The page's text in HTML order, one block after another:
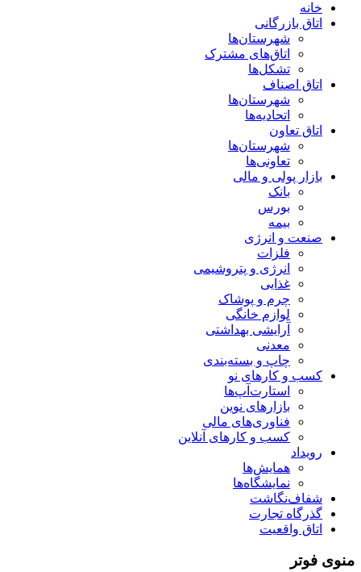
خانه
اتاق بازرگانی
شهرستان‌ها
اتاق‌های مشترک
تشکل‌ها
اتاق اصناف
شهرستان‌ها
اتحادیه‌ها
اتاق تعاون
شهرستان‌ها
تعاونی‌ها
بازار پولی و مالی
بانک
بورس
بیمه
صنعت و انرژی
فلزات
انرژی و پتروشیمی
غذایی
چرم و پوشاک
لوازم خانگی
آرایشی بهداشتی
معدنی
چاپ و بسته‌بندی
کسب و کارهای نو
استارت‌آپ‌ها
بازارهای نوین
فناوری‌های مالی
کسب و کارهای آنلاین
رویداد
همایش‌ها
نمایشگاه‌ها
شفاف‌نگاشت
گذرگاه تجارت
اتاق واقعیت
منوی فوتر